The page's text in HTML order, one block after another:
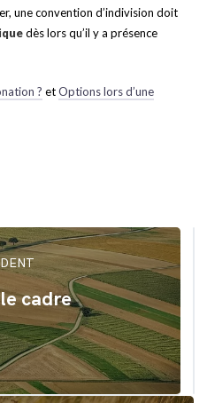
une convention d’indivision doit
dès lors qu’il y a présence
? etOptions lors d’une
cadre